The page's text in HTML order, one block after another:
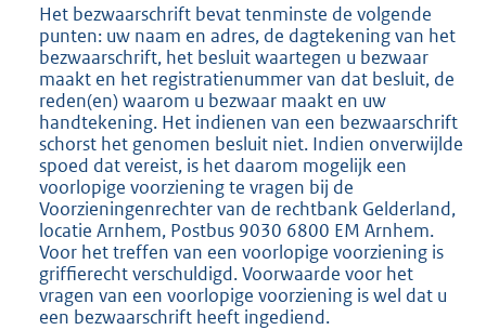
Het bezwaarschrift bevat tenminste de volgende
punten: uw naam en adres, de dagtekening van het
bezwaarschrift, het besluit waartegen u bezwaar
maakt en het registratienummer van dat besluit, de
reden(en) waarom u bezwaar maakt en uw
handtekening. Het indienen van een bezwaarschrift
schorst het genomen besluit niet. Indien onverwijlde
spoed dat vereist, is het daarom mogelijk een
voorlopige voorziening te vragen bij de
Voorzieningenrechter van de rechtbank Gelderland,
locatie Arnhem, Postbus 9030 6800 EM Arnhem.
Voor het treffen van een voorlopige voorziening is
griffierecht verschuldigd. Voorwaarde voor het
vragen van een voorlopige voorziening is wel dat u
een bezwaarschrift heeft ingediend.